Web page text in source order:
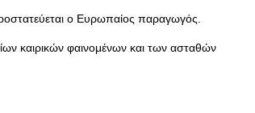
ο Ευρωπαίος παραγωγός.
καιρικών φαινομένων και των ασταθών